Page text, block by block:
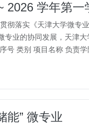
2026 学年第一
彻落实《天津大学微专
专业的协同发展，天津
能” 微专业